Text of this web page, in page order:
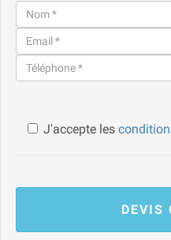
J'accepte les
DEVIS